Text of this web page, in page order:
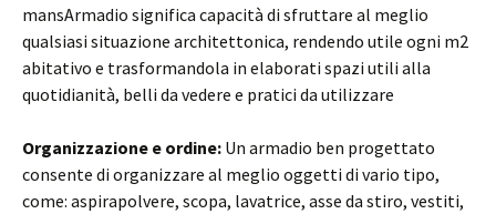
mansArmadio significa capacità di sfruttare al meglio
qualsiasi situazione architettonica, rendendo utile ogni m2
abitativo e trasformandola in elaborati spazi utili alla
quotidianità, belli da vedere e pratici da utilizzare
Organizzazione e ordine: Un armadio ben progettato
consente di organizzare al meglio oggetti di vario tipo,
come: aspirapolvere, scopa, lavatrice, asse da stiro, vestiti,